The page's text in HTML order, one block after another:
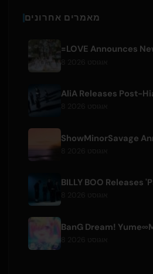
מאמרים אחרונים